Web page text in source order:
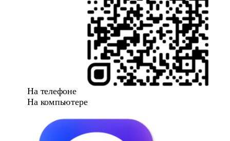
На телефоне
На компьютере